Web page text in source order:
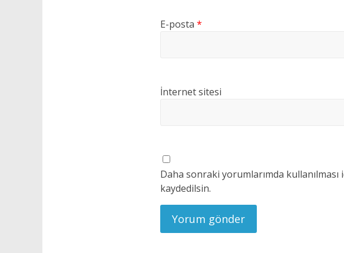
E-posta *
İnternet sitesi
Daha sonraki yorumlarımda kullanılması
kaydedilsin.